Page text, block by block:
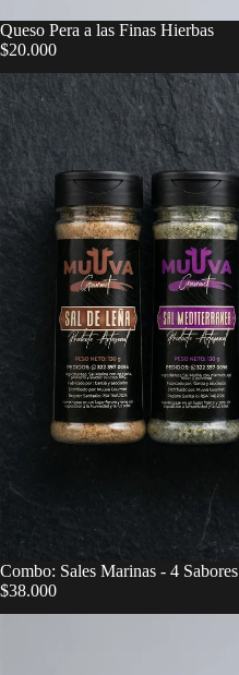
Queso Pera a las Finas Hierbas
$20.000
Combo: Sales Marinas - 4 Sabores
$38.000